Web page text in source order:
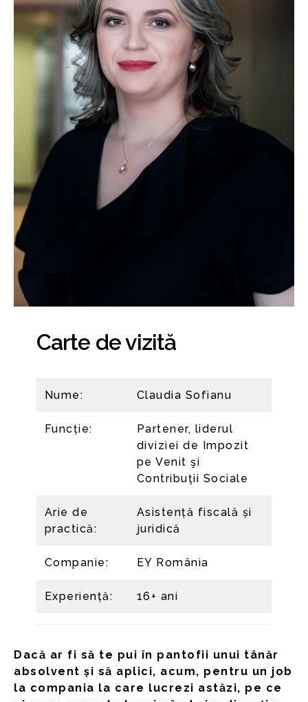
Carte de vizită
Nume: Claudia Sofianu
Funcție:
Partener, liderul
diviziei de Impozit
pe Venit şi
Contribuţii Sociale
Arie de
practică:
Asistență fiscală și
juridică
Companie: EY România
Experiență: 16+ ani
Dacă ar fi să te pui în pantofii unui tânăr
absolvent și să aplici, acum, pentru un job
la compania la care lucrezi astăzi, pe ce